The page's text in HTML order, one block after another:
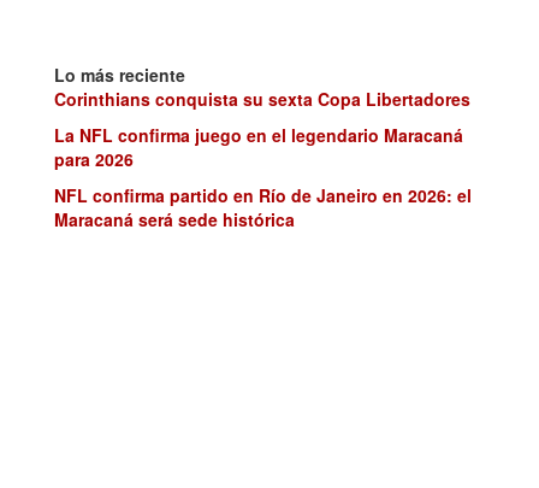
Lo más reciente
Corinthians conquista su sexta Copa Libertadores
La NFL confirma juego en el legendario Maracaná
para 2026
NFL confirma partido en Río de Janeiro en 2026: el
Maracaná será sede histórica